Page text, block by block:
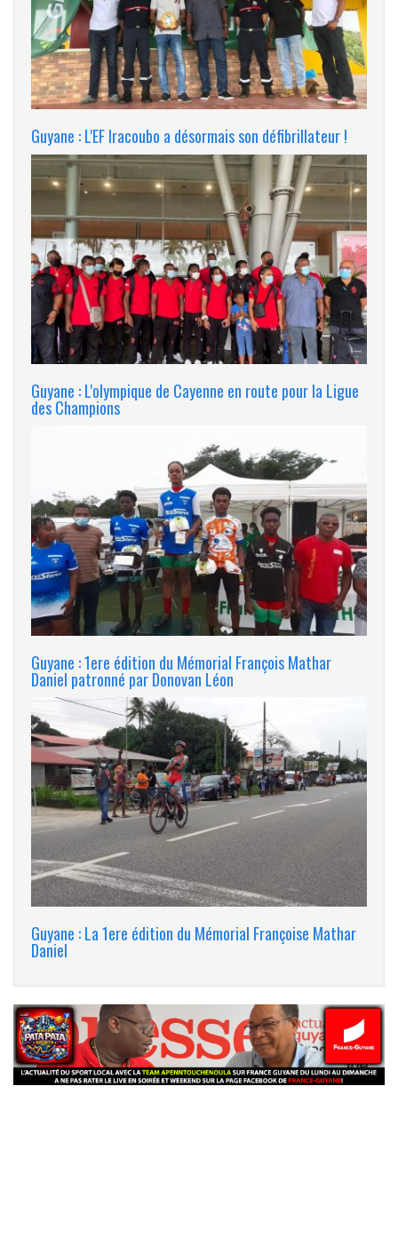
Guyane : L'EF Iracoubo a désormais son défibrillateur !
Guyane : L'olympique de Cayenne en route pour la Ligue
des Champions
Guyane : 1ere édition du Mémorial François Mathar
Daniel patronné par Donovan Léon
Guyane : La 1ere édition du Mémorial Françoise Mathar
Daniel
banniere_img